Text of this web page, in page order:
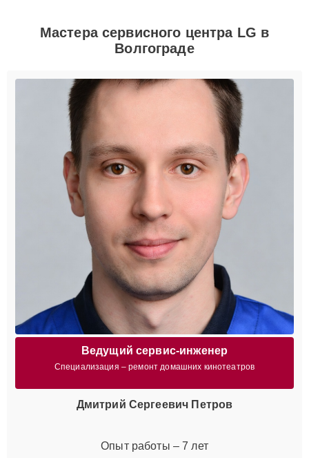
Мастера сервисного центра LG в
Волгограде
Ведущий сервис-инженер
Специализация – ремонт домашних кинотеатров
Дмитрий Сергеевич Петров
Опыт работы – 7 лет